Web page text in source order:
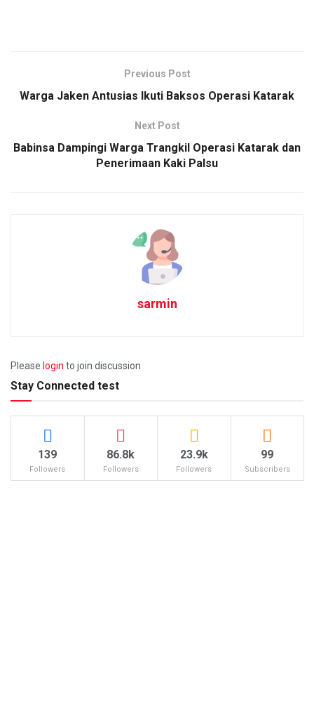
Previous Post
Warga Jaken Antusias Ikuti Baksos Operasi Katarak
Next Post
Babinsa Dampingi Warga Trangkil Operasi Katarak dan
Penerimaan Kaki Palsu
sarmin
Please login to join discussion
Stay Connected test
139
Followers
86.8k
Followers
23.9k
Followers
99
Subscribers